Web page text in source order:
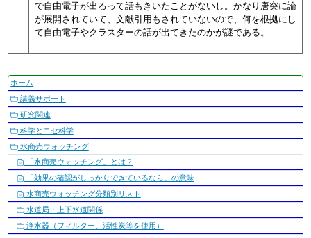
で自由電子が出るって話もきいたことがないし。かなり唐突に論
が展開されていて、文献引用もされていないので、何を根拠にし
て自由電子やクラスターの話が出てきたのかが謎である。
ナ
ビ
ゲ
ー
シ
ョ
ン
ホーム
講義サポート
研究関連
科学とニセ科学
水商売ウォッチング
「水商売ウォッチング」とは？
「効果の確認がしっかりできているなら」の意味
水商売ウォッチング分類別リスト
水道局・上下水道関係
浄水器（フィルター、活性炭等を使用）